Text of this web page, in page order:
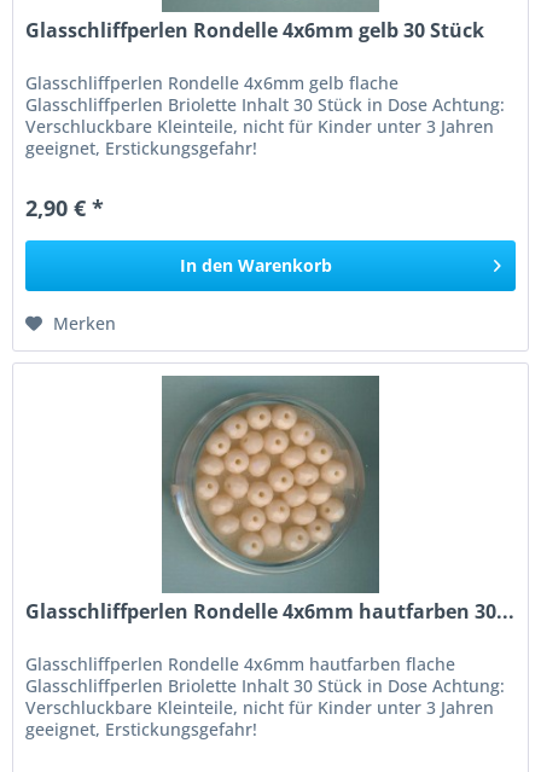
Glasschliffperlen Rondelle 4x6mm gelb 30 Stück
Glasschliffperlen Rondelle 4x6mm gelb flache
Glasschliffperlen Briolette Inhalt 30 Stück in Dose Achtung:
Verschluckbare Kleinteile, nicht für Kinder unter 3 Jahren
geeignet, Erstickungsgefahr!
2,90 € *
In den Warenkorb
Merken
Glasschliffperlen Rondelle 4x6mm hautfarben 30...
Glasschliffperlen Rondelle 4x6mm hautfarben flache
Glasschliffperlen Briolette Inhalt 30 Stück in Dose Achtung:
Verschluckbare Kleinteile, nicht für Kinder unter 3 Jahren
geeignet, Erstickungsgefahr!